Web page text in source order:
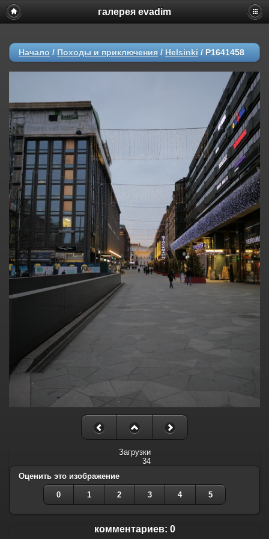
галерея evadim
Начало / Походы и приключения / Helsinki / P1641458
Загрузки
34
Оценить это изображение
0 1 2 3 4 5
комментариев: 0